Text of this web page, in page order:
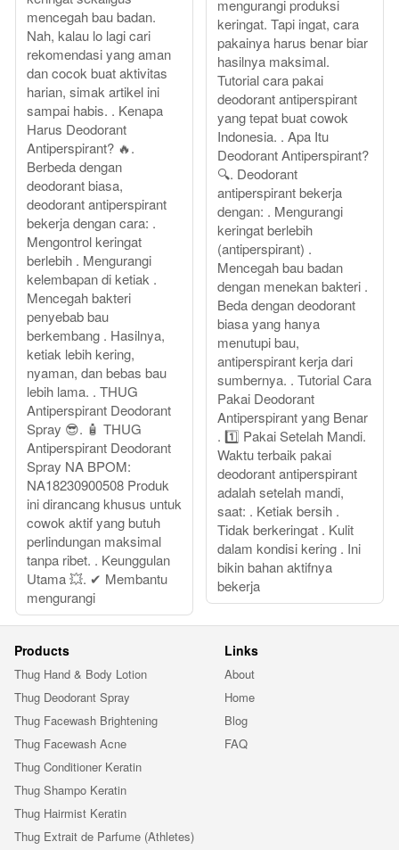
mencegah bau badan.
Nah, kalau lo lagi cari
rekomendasi yang aman
dan cocok buat aktivitas
harian, simak artikel ini
sampai habis. . Kenapa
Harus Deodorant
Antiperspirant? 🔥.
Berbeda dengan
deodorant biasa,
deodorant antiperspirant
bekerja dengan cara: .
Mengontrol keringat
berlebih . Mengurangi
kelembapan di ketiak .
Mencegah bakteri
penyebab bau
berkembang . Hasilnya,
ketiak lebih kering,
nyaman, dan bebas bau
lebih lama. . THUG
Antiperspirant Deodorant
Spray 😎. 🧴 THUG
Antiperspirant Deodorant
Spray NA BPOM:
NA18230900508 Produk
ini dirancang khusus untuk
cowok aktif yang butuh
perlindungan maksimal
tanpa ribet. . Keunggulan
Utama 💥. ✔ Membantu
mengurangi
mengurangi produksi
keringat. Tapi ingat, cara
pakainya harus benar biar
hasilnya maksimal.
Tutorial cara pakai
deodorant antiperspirant
yang tepat buat cowok
Indonesia. . Apa Itu
Deodorant Antiperspirant?
🔍. Deodorant
antiperspirant bekerja
dengan: . Mengurangi
keringat berlebih
(antiperspirant) .
Mencegah bau badan
dengan menekan bakteri .
Beda dengan deodorant
biasa yang hanya
menutupi bau,
antiperspirant kerja dari
sumbernya. . Tutorial Cara
Pakai Deodorant
Antiperspirant yang Benar
. 1️⃣ Pakai Setelah Mandi.
Waktu terbaik pakai
deodorant antiperspirant
adalah setelah mandi,
saat: . Ketiak bersih .
Tidak berkeringat . Kulit
dalam kondisi kering . Ini
bikin bahan aktifnya
bekerja
Products
Thug Hand & Body Lotion
Thug Deodorant Spray
Thug Facewash Brightening
Thug Facewash Acne
Thug Conditioner Keratin
Thug Shampo Keratin
Thug Hairmist Keratin
Thug Extrait de Parfume (Athletes)
Links
About
Home
Blog
FAQ